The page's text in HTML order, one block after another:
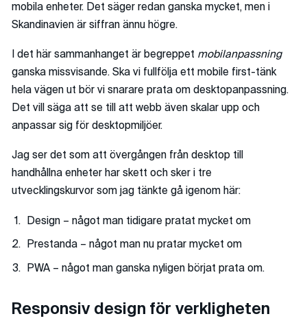
mobila enheter. Det säger redan ganska mycket, men i
Skandinavien är siffran ännu högre.
I det här sammanhanget är begreppet mobilanpassning
ganska missvisande. Ska vi fullfölja ett mobile first-tänk
hela vägen ut bör vi snarare prata om desktopanpassning.
Det vill säga att se till att webb även skalar upp och
anpassar sig för desktopmiljöer.
Jag ser det som att övergången från desktop till
handhållna enheter har skett och sker i tre
utvecklingskurvor som jag tänkte gå igenom här:
Design – något man tidigare pratat mycket om
Prestanda – något man nu pratar mycket om
PWA – något man ganska nyligen börjat prata om.
Responsiv design för verkligheten